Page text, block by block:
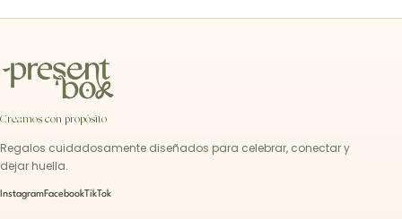
Creamos con propósito
Regalos cuidadosamente diseñados para celebrar, conectar y
dejar huella.
InstagramFacebook TikTok